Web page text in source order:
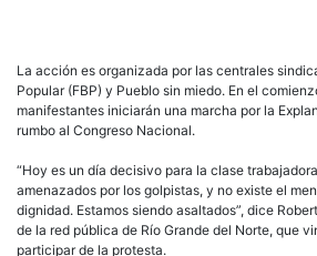
La acción es organizada por las centrales
Popular (FBP) y Pueblo sin miedo. En el
manifestantes iniciarán una marcha por la
rumbo al Congreso Nacional.
“Hoy es un día decisivo para la clase
amenazados por los golpistas, y no existe el
dignidad. Estamos siendo asaltados”, dice
de la red pública de Río Grande del Norte, que
participar de la protesta.